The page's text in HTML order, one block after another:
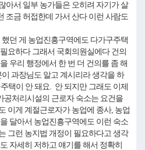
아서 일부 농가들은 오히려 자기가 살
조금 허접한데 가서 산다 이런 사람도
던 게 농업진흥구역에도 다가구주택
요하다 그래서 국회의원실에다 건의
우리 행정에서 한 번 더 건의를 좀 해
과장님도 알고 계시리라 생각을 하
택이 안 돼요. 안 되지만 그래도 이제
공처리시설의 근로자 숙소는 요건을
이게 계절근로자가 농업에 종사, 농업
달아서 농업진흥구역에도 이런 숙소
그런 농지법 개정이 필요하다고 생각
자세히 저하고 얘기를 해서 정확히